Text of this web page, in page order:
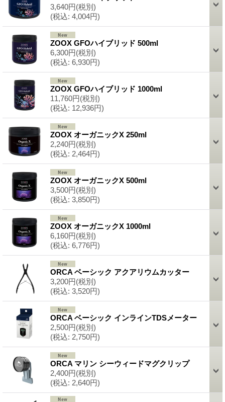
3,640円(税別)
(税込: 4,004円)
ZOOX GFOハイブリッド 500ml
6,300円(税別)
(税込: 6,930円)
ZOOX GFOハイブリッド 1000ml
11,760円(税別)
(税込: 12,936円)
ZOOX オーガニックX 250ml
2,240円(税別)
(税込: 2,464円)
ZOOX オーガニックX 500ml
3,500円(税別)
(税込: 3,850円)
ZOOX オーガニックX 1000ml
6,160円(税別)
(税込: 6,776円)
ORCA ベーシック アクアリウムカッター
3,200円(税別)
(税込: 3,520円)
ORCA ベーシック インラインTDSメーター
2,500円(税別)
(税込: 2,750円)
ORCA マリン シーウィードマグクリップ
2,400円(税別)
(税込: 2,640円)